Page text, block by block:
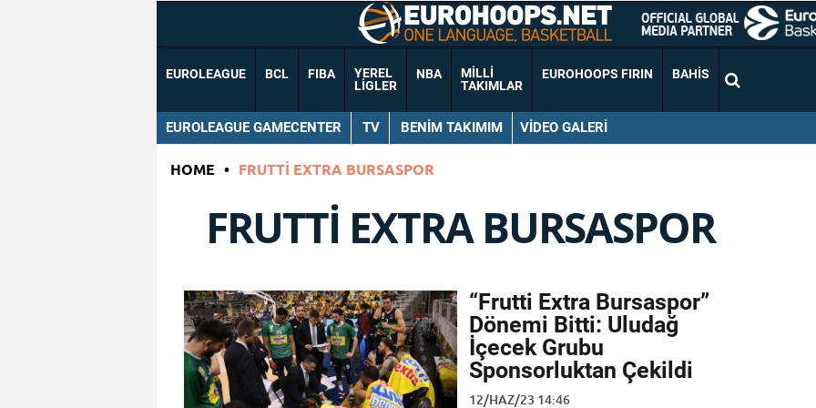
EUROLEAGUE BCL FIBA
YEREL
LIGLER
NBA
MILLI
TAKIMLAR
EUROHOOPS FIRIN BAHIS
EUROLEAGUE GAMECENTER TV BENIM TAKIMIM VIDEO GALERI
HOME • FRUTTI EXTRA BURSASPOR
FRUTTI EXTRA BURSASPOR
“Frutti Extra Bursaspor”
Dönemi Bitti: Uludağ
İçecek Grubu
Sponsorluktan Çekildi
12/HAZ/23 14:46